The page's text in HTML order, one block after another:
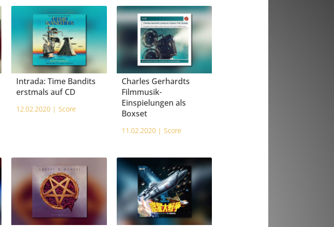
Intrada: Time Bandits
erstmals auf CD
12.02.2020 |Score
Charles Gerhardts
Filmmusik-
Einspielungen als
Boxset
11.02.2020 | Score